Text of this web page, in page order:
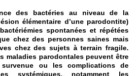
des bactéries au niveau de la
élémentaire d’une parodontite)
spontanées et répétées
chez des personnes saines mais
chez des sujets à terrain fragile.
maladies parodontales peuvent être
ou les complications de
systémiques, notamment les